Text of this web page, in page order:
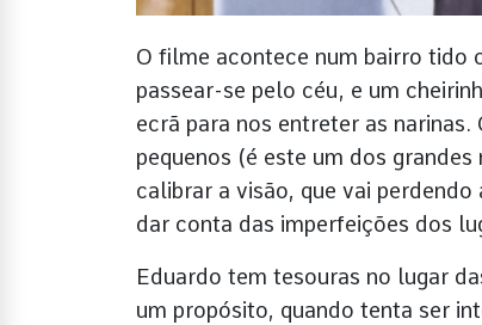
O filme acontece num bairro tido
passear-se pelo céu, e um
ecrã para nos entreter as narinas.
pequenos (é este um dos
calibrar a visão, que vai
dar conta das imperfeições dos
Eduardo tem tesouras no lugar
um propósito, quando tenta ser